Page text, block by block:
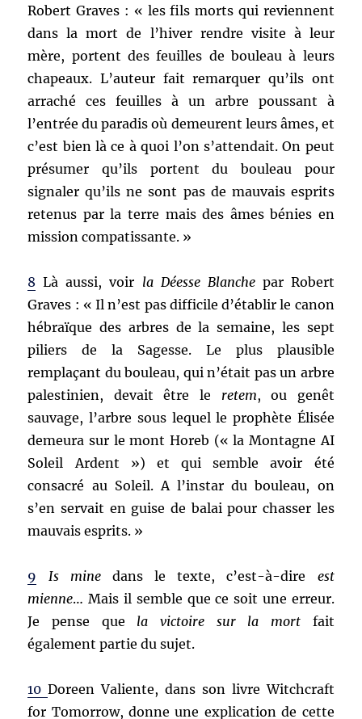
Robert Graves : « les fils morts qui reviennent
dans la mort de l’hiver rendre visite à leur
mère, portent des feuilles de bouleau à leurs
chapeaux. L’auteur fait remarquer qu’ils ont
arraché ces feuilles à un arbre poussant à
l’entrée du paradis où demeurent leurs âmes, et
c’est bien là ce à quoi l’on s’attendait. On peut
présumer qu’ils portent du bouleau pour
signaler qu’ils ne sont pas de mauvais esprits
retenus par la terre mais des âmes bénies en
mission compatissante. »
8 Là aussi, voir la Déesse Blanchepar Robert
Graves : « Il n’est pas difficile d’établir le canon
hébraïque des arbres de la semaine, les sept
piliers de la Sagesse. Le plus plausible
remplaçant du bouleau, qui n’était pas un arbre
palestinien, devait être le retem, ou genêt
sauvage, l’arbre sous lequel le prophète Élisée
demeura sur le mont Horeb (« la Montagne AI
Soleil Ardent ») et qui semble avoir été
consacré au Soleil. A l’instar du bouleau, on
s’en servait en guise de balai pour chasser les
mauvais esprits. »
9 Is minedans le texte, c’est-à-dire est
mienne… Mais il semble que ce soit une erreur.
Je pense que la victoire sur la mort fait
également partie du sujet.
10Doreen Valiente, dans son livre Witchcraft
for Tomorrow, donne une explication de cette